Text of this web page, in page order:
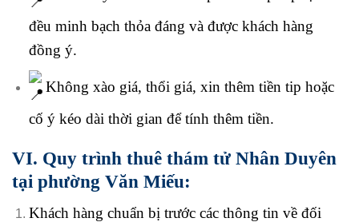
đều minh bạch thỏa đáng và được khách hàng
đồng ý.
Không xào giá, thổi giá, xin thêm tiền tip hoặc
cố ý kéo dài thời gian để tính thêm tiền.
VI. Quy trình thuê thám tử Nhân Duyên
tại phường Văn Miếu:
Khách hàng chuẩn bị trước các thông tin về đối